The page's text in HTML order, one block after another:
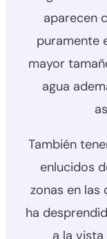
aparecen
puramente
mayor
agua
También
enlucidos
zonas en las
ha
a la